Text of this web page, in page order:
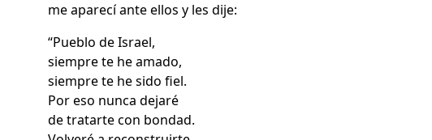
me aparecí ante ellos y les dije:
“Pueblo de Israel,
siempre te he amado,
siempre te he sido fiel.
Por eso nunca dejaré
de tratarte con bondad.